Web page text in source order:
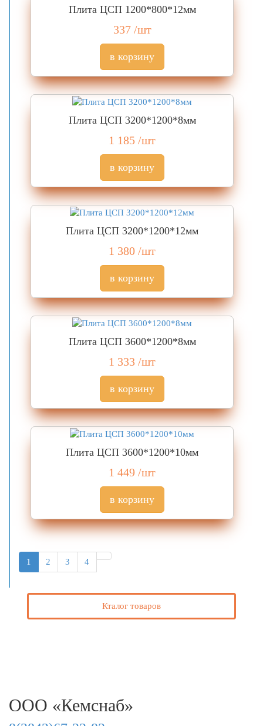
Плита ЦСП 1200*800*12мм
337 /шт
Плита ЦСП 3200*1200*8мм
1 185 /шт
Плита ЦСП 3200*1200*12мм
1 380 /шт
Плита ЦСП 3600*1200*8мм
1 333 /шт
Плита ЦСП 3600*1200*10мм
1 449 /шт
1 2 3 4
Кталог товаров
ООО «Кемснаб»